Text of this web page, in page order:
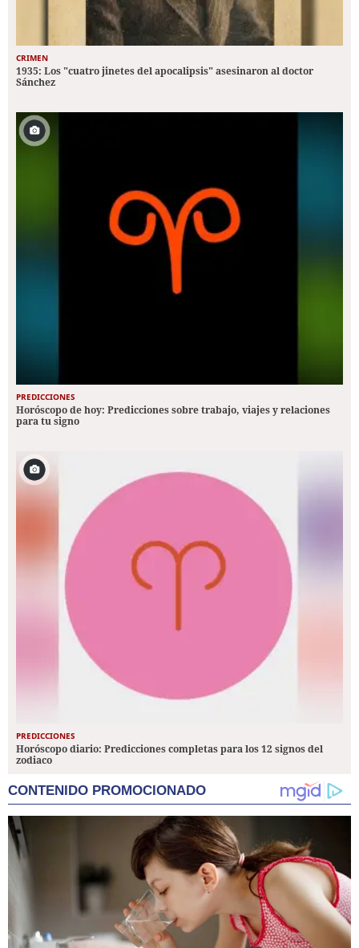
CRIMEN
1935: Los "cuatro jinetes del apocalipsis" asesinaron al doctor
Sánchez
PREDICCIONES
Horóscopo de hoy: Predicciones sobre trabajo, viajes y relaciones
para tu signo
PREDICCIONES
Horóscopo diario: Predicciones completas para los 12 signos del
zodiaco
CONTENIDO PROMOCIONADO